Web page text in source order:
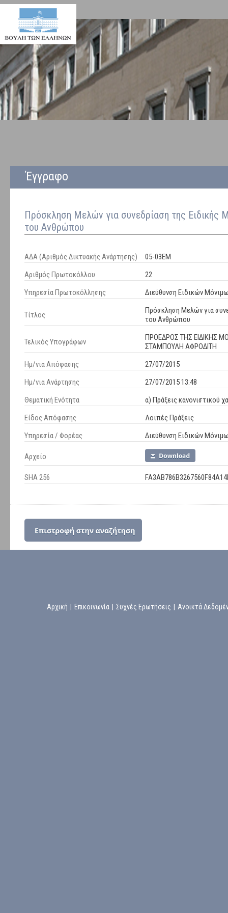
Έγγραφο
Πρόσκληση Μελών για συνεδρίαση της Ειδικής
του Ανθρώπου
ΑΔΑ (Αριθμός Δικτυακής Ανάρτησης)
05-03ΕΜ
Αριθμός Πρωτοκόλλου
22
Υπηρεσία Πρωτοκόλλησης
Διεύθυνση Ειδικών
Τίτλος
Πρόσκληση Μελών για
του Ανθρώπου
Τελικός Υπογράφων
ΠΡΟΕΔΡΟΣ ΤΗΣ ΕΙΔΙΚΗΣ
ΣΤΑΜΠΟΥΛΗ ΑΦΡΟΔΙΤΗ
Ημ/νια Απόφασης
27/07/2015
Ημ/νια Ανάρτησης
27/07/2015 13:48
Θεματική Ενότητα
α) Πράξεις κανονιστικού
Είδος Απόφασης
Λοιπές Πράξεις
Υπηρεσία / Φορέας
Διεύθυνση Ειδικών
Αρχείο
SHA 256
Αρχική Επικοινωνία Συχνές Ερωτήσεις Ανοικτά